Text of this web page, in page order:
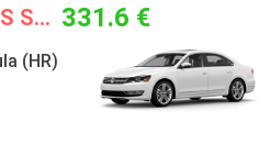
PRIVATE TRANSFERS STARTING FROM 331.6 €
(HR)